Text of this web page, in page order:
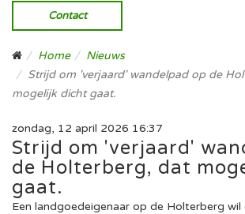
Contact
Home
Nieuws
Strijd om 'verjaard' wandelpad op de
mogelijk dicht gaat.
zondag, 12 april 2026 16:37
Strijd om 'verjaard'
de Holterberg, dat
gaat.
Een landgoedeigenaar op de Holterberg wil